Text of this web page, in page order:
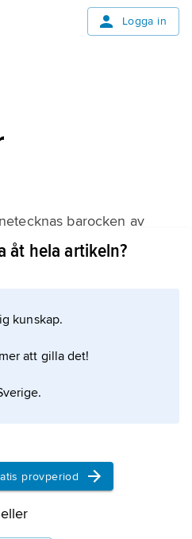
Logga in
barocken av
ståt, sinnrik
metaforen, ordleken
viktiga teoretiker
Emanuele Tesauro.
artikeln
åt hela artikeln?
kunskap.
att gilla det!
provperiod
eller